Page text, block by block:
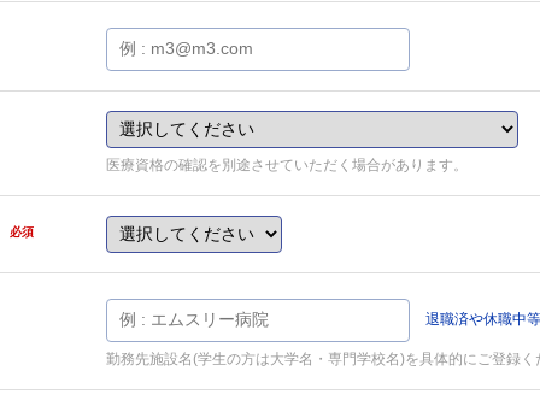
医療資格の確認を別途させていただく場合があります。
必須
退職済や休職中
勤務先施設名(学生の方は大学名・専門学校名)を具体的にご登録く